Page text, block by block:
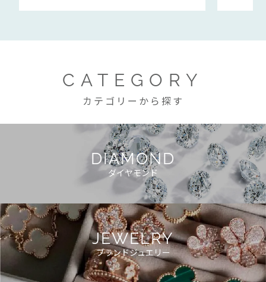
CATEGORY
カテゴリーから探す
DIAMOND
ダイヤモンド
JEWELRY
ブランドジュエリー